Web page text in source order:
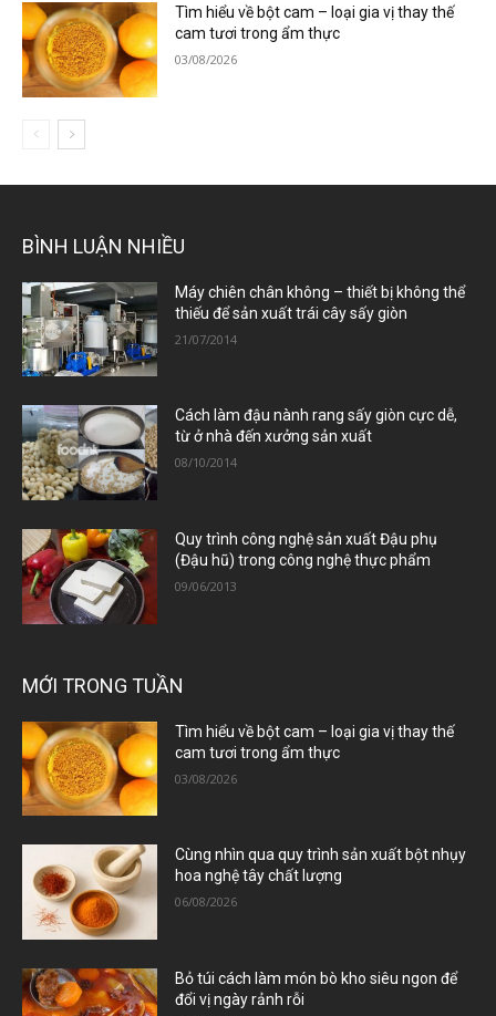
Tìm hiểu về bột cam – loại gia vị thay thế
cam tươi trong ẩm thực
03/08/2026
BÌNH LUẬN NHIỀU
Máy chiên chân không – thiết bị không thể
thiếu để sản xuất trái cây sấy giòn
21/07/2014
Cách làm đậu nành rang sấy giòn cực dễ,
từ ở nhà đến xưởng sản xuất
08/10/2014
Quy trình công nghệ sản xuất Đậu phụ
(Đậu hũ) trong công nghệ thực phẩm
09/06/2013
MỚI TRONG TUẦN
Tìm hiểu về bột cam – loại gia vị thay thế
cam tươi trong ẩm thực
03/08/2026
Cùng nhìn qua quy trình sản xuất bột nhụy
hoa nghệ tây chất lượng
06/08/2026
Bỏ túi cách làm món bò kho siêu ngon để
đổi vị ngày rảnh rỗi